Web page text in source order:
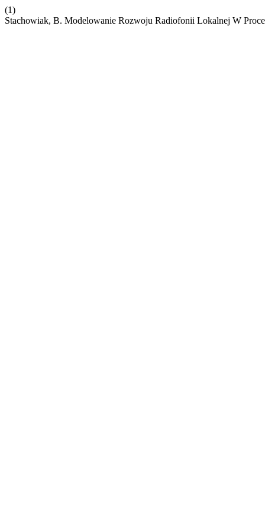
(1)
Stachowiak, B. Modelowanie Rozwoju Radiofonii Lokalnej W